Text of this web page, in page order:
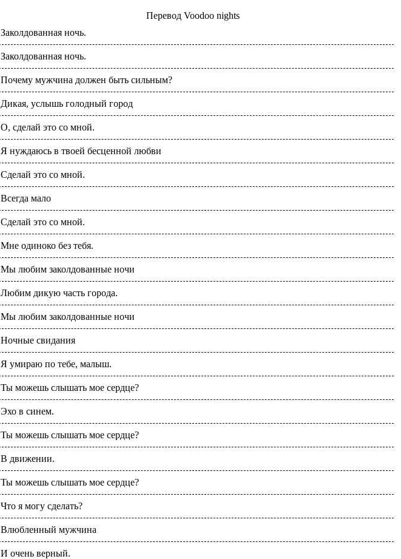
Перевод Voodoo nights
Заколдованная ночь.
Заколдованная ночь.
Почему мужчина должен быть сильным?
Дикая, услышь голодный город
О, сделай это со мной.
Я нуждаюсь в твоей бесценной любви
Сделай это со мной.
Всегда мало
Сделай это со мной.
Мне одиноко без тебя.
Мы любим заколдованные ночи
Любим дикую часть города.
Мы любим заколдованные ночи
Ночные свидания
Я умираю по тебе, малыш.
Ты можешь слышать мое сердце?
Эхо в синем.
Ты можешь слышать мое сердце?
В движении.
Ты можешь слышать мое сердце?
Что я могу сделать?
Влюбленный мужчина
И очень верный.